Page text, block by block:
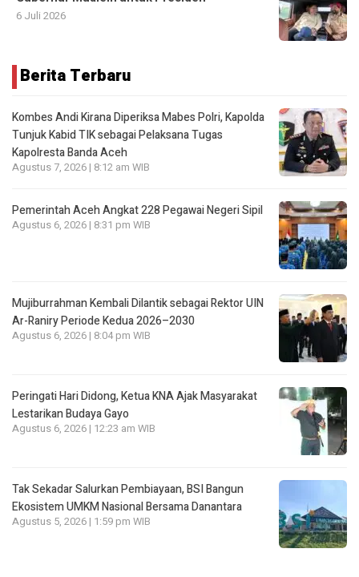
6 Juli 2026
Berita Terbaru
Kombes Andi Kirana Diperiksa Mabes Polri, Kapolda
Tunjuk Kabid TIK sebagai Pelaksana Tugas
Kapolresta Banda Aceh
Agustus 7, 2026 | 8:12 am WIB
Pemerintah Aceh Angkat 228 Pegawai Negeri Sipil
Agustus 6, 2026 | 8:31 pm WIB
Mujiburrahman Kembali Dilantik sebagai Rektor UIN
Ar-Raniry Periode Kedua 2026–2030
Agustus 6, 2026 | 8:04 pm WIB
Peringati Hari Didong, Ketua KNA Ajak Masyarakat
Lestarikan Budaya Gayo
Agustus 6, 2026 | 12:23 am WIB
Tak Sekadar Salurkan Pembiayaan, BSI Bangun
Ekosistem UMKM Nasional Bersama Danantara
Agustus 5, 2026 | 1:59 pm WIB